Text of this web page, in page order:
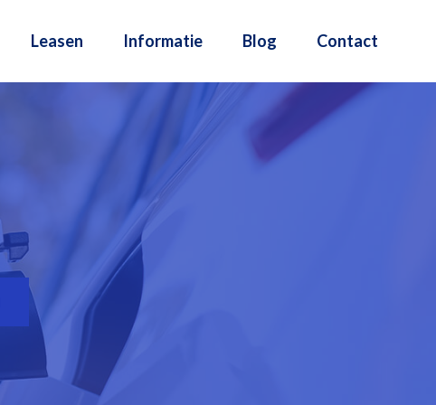
Leasen Informatie Blog Contact